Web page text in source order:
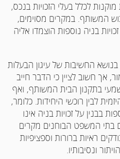
לכלל בעלי הזכויות בנכס,
המשותף. במקרים מסוימים,
בניה נוספות הוצמדו אליה
החשיבות של עיגון הבעלות
אך חשוב לציין כי הדבר חייב
בתקנון הבית המשותף, ואף
לבין רוכשי היחידות. כלומר,
בבנין על זכויות בניה אינו
בתי המשפט הבוחנים מקרים
ראיות ברורות וספציפיות
ונסיבותיו.